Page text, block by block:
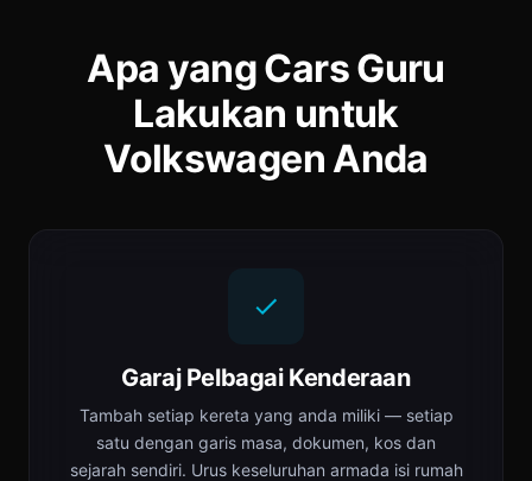
Apa yang Cars Guru
Lakukan untuk
Volkswagen Anda
Garaj Pelbagai Kenderaan
Tambah setiap kereta yang anda miliki — setiap
satu dengan garis masa, dokumen, kos dan
sejarah sendiri. Urus keseluruhan armada isi rumah